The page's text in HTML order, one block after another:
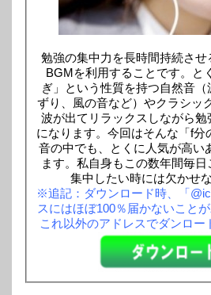
勉強の集中力を長時間持続さ
BGMを利用することです。と
ぎ」という性質を持つ自然音（
ずり、風の音など）やクラシッ
波が出てリラックスしながら勉
になります。今回はそんな「f分
音の中でも、とくに人気が高い
ます。私自身もこの数年間毎日
集中したい時には欠かせ
※追記：ダウンロード時、「
スにはほぼ100％届かないこと
これ以外のアドレスでダンロー